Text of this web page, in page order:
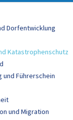
Dorfentwicklung
Katastrophenschutz
und Führerschein
und Migration